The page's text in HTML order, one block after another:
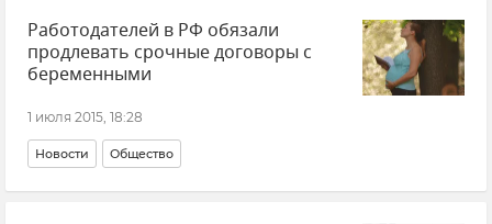
Работодателей в РФ обязали
продлевать срочные договоры с
беременными
1 июля 2015, 18:28
Новости Общество